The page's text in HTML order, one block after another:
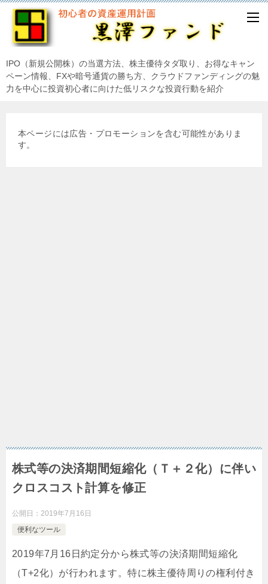
IPO（新規公開株）の当選方法、株主優待タダ取り、お得なキャン
ペーン情報、FXや暗号通貨の勝ち方、クラウドファンディングの魅
力を中心に投資初心者に向けた低リスクな投資行動を紹介
本ページには広告・プロモーションを含む可能性がありま
す。
株式等の決済期間短縮化（Ｔ＋２化）に伴い
クロスコスト計算を修正
公開日： 2019年7月16日
便利なツール
2019年7月16日約定分から株式等の決済期間短縮化
（T+2化）が行われます。特に株主優待周りの権利付き